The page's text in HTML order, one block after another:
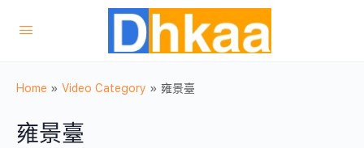
Home » Video Category » 雍景臺
雍景臺